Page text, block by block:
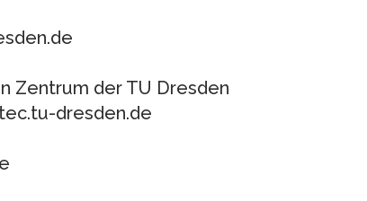
Zentrum der TU Dresden
dresden.de